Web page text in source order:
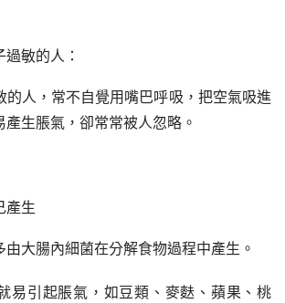
敏的人：
的人，常不自覺用嘴巴呼吸，把空氣吸進
生脹氣，卻常常被人忽略。
產生
大腸內細菌在分解食物過程中產生。
易引起脹氣，如豆類、麥麩、蘋果、桃